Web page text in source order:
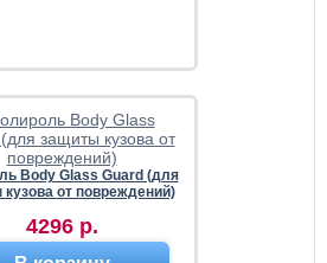
Body Glass Guard (для
от повреждений)
4296 р.